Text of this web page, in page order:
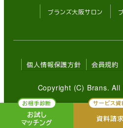
ブランズ大阪サロン
Copyright (C) Brans. All
個人情報保護方針 会員規約
お相手診断
お試し
マッチング
サービス資
資料請求